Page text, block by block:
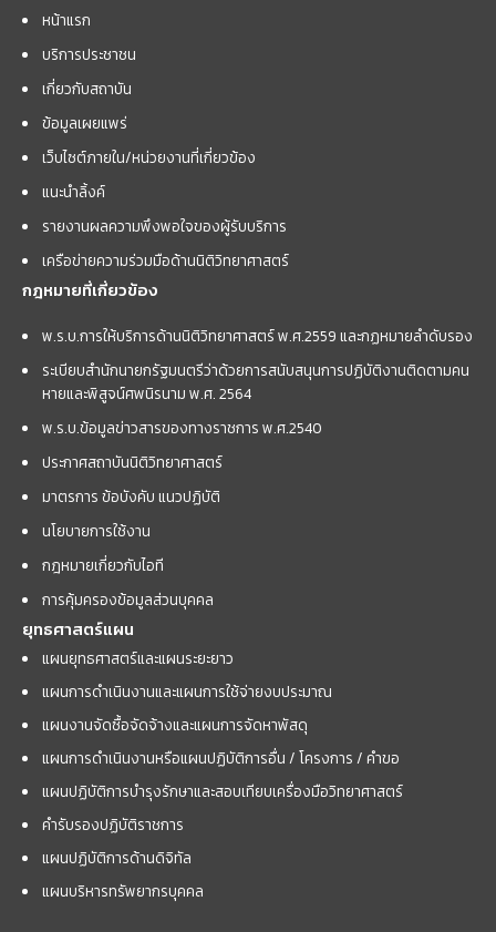
หน้าแรก
บริการประชาชน
เกี่ยวกับสถาบัน
ข้อมูลเผยแพร่
เว็บไซต์ภายใน/หน่วยงานที่เกี่ยวข้อง
แนะนำลิ้งค์
รายงานผลความพึงพอใจของผู้รับบริการ
เครือข่ายความร่วมมือด้านนิติวิทยาศาสตร์
กฎหมายที่เกี่ยวข้อง
พ.ร.บ.การให้บริการด้านนิติวิทยาศาสตร์ พ.ศ.2559 และกฏหมายลำดับรอง
ระเบียบสำนักนายกรัฐมนตรีว่าด้วยการสนับสนุนการปฏิบัติงานติดตามคน
หายและพิสูจน์ศพนิรนาม พ.ศ. 2564
พ.ร.บ.ข้อมูลข่าวสารของทางราชการ พ.ศ.2540
ประกาศสถาบันนิติวิทยาศาสตร์
มาตรการ ข้อบังคับ แนวปฏิบัติ
นโยบายการใช้งาน
กฎหมายเกี่ยวกับไอที
การคุ้มครองข้อมูลส่วนบุคคล
ยุทธศาสตร์แผน
แผนยุทธศาสตร์และแผนระยะยาว
แผนการดำเนินงานและแผนการใช้จ่ายงบประมาณ
แผนงานจัดซื้อจัดจ้างและแผนการจัดหาพัสดุ
แผนการดำเนินงานหรือแผนปฏิบัติการอื่น / โครงการ / คำขอ
แผนปฏิบัติการบำรุงรักษาและสอบเทียบเครื่องมือวิทยาศาสตร์
คำรับรองปฏิบัติราชการ
แผนปฏิบัติการด้านดิจิทัล
แผนบริหารทรัพยากรบุคคล